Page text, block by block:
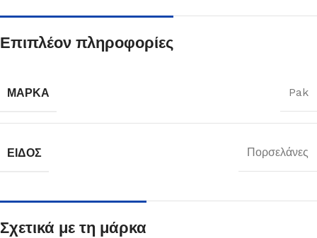
Επιπλέον πληροφορίες
ΜΆΡΚΑ Pak
ΕΊΔΟΣ Πορσελάνες
Σχετικά με τη μάρκα